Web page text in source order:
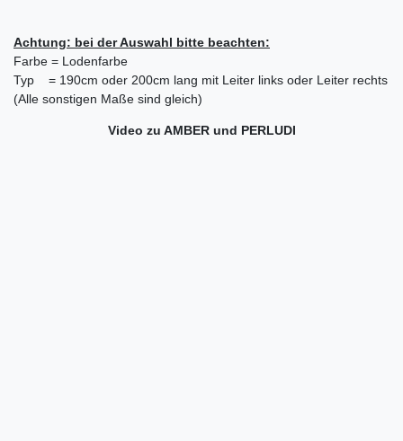
Achtung: bei der Auswahl bitte beachten:
Farbe = Lodenfarbe
Typ = 190cm oder 200cm lang mit Leiter links oder Leiter rechts
(Alle sonstigen Maße sind gleich)
Video zu AMBER und PERLUDI